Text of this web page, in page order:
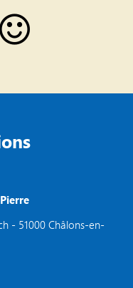
- 51000 Châlons-en-